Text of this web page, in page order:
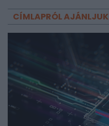
CÍMLAPRÓL AJÁNLJUK